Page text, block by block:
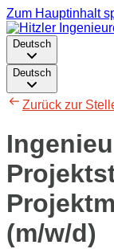
Zum Hauptinhalt
Deutsch
Deutsch
Zurück zur
(m/w/d)